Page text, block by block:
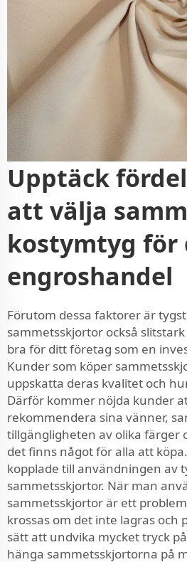
Upptäck
att välja
kostymtyg för
engroshandel
Förutom dessa faktorer är
sammetsskjortor också
bra för ditt företag som en
Kunder som köper
uppskatta deras kvalitet och
Därför kommer nöjda kunder
rekommendera sina vänner,
tillgängligheten av olika färger
det finns något för alla att
kopplade till användningen av
sammetsskjortor. När man
sammetsskjortor är ett
krossas om det inte lagras och
sätt att undvika mycket tryck
hänga sammetsskjortorna på